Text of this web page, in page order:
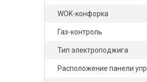
WOK-конфорка
Газ-контроль
Тип электроподжига
Расположение панели